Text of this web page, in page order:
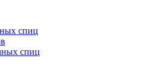
спиц
спиц